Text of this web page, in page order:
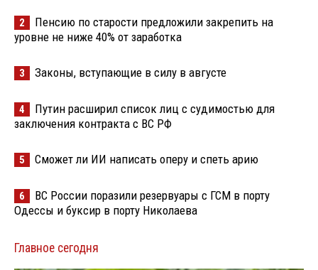
2
Пенсию по старости предложили закрепить на
уровне не ниже 40% от заработка
3 Законы, вступающие в силу в августе
4
Путин расширил список лиц с судимостью для
заключения контракта с ВС РФ
5 Сможет ли ИИ написать оперу и спеть арию
6
ВС России поразили резервуары с ГСМ в порту
Одессы и буксир в порту Николаева
Главное сегодня